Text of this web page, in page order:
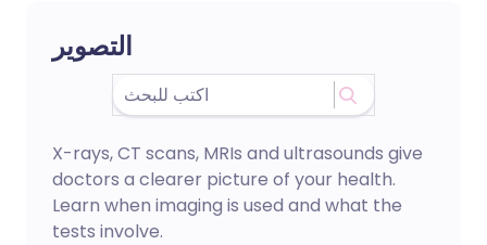
التصوير
X-rays, CT scans, MRIs and ultrasounds give
doctors a clearer picture of your health.
Learn when imaging is used and what the
tests involve.